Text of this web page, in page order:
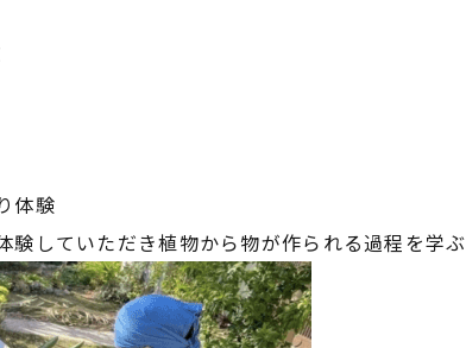
体験
験していただき植物から物が作られる過程を学ぶ